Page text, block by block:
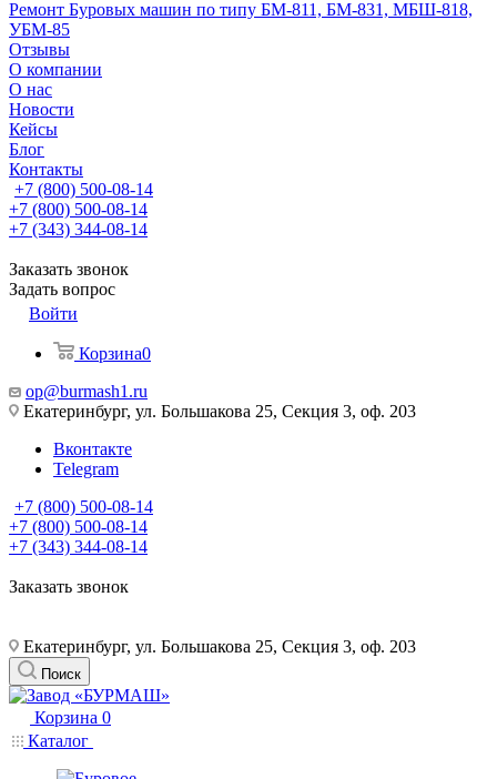
Ремонт Буровых машин по типу БМ-811, БМ-831, МБШ-818,
УБМ-85
Отзывы
О компании
О нас
Новости
Кейсы
Блог
Контакты
+7 (800) 500-08-14
+7 (800) 500-08-14
+7 (343) 344-08-14
Заказать звонок
Задать вопрос
Войти
Корзина0
op@burmash1.ru
Екатеринбург, ул. Большакова 25, Секция 3, оф. 203
Вконтакте
Telegram
+7 (800) 500-08-14
+7 (800) 500-08-14
+7 (343) 344-08-14
Заказать звонок
Екатеринбург, ул. Большакова 25, Секция 3, оф. 203
Поиск
Корзина 0
Каталог